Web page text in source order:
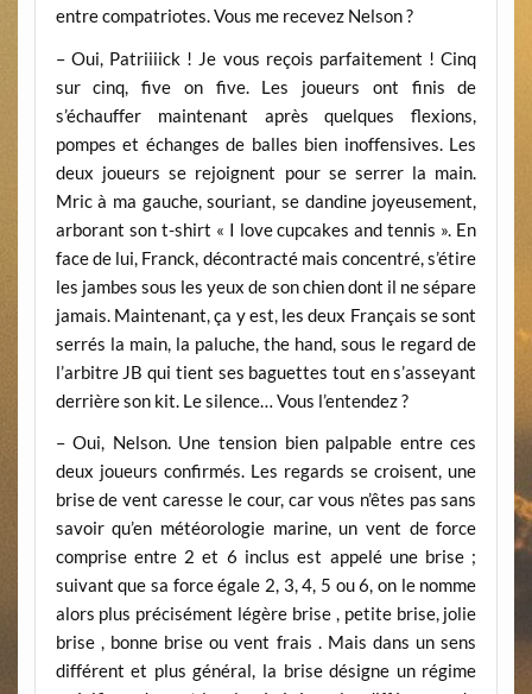
entre compatriotes. Vous me recevez Nelson ?
– Oui, Patriiiick ! Je vous reçois parfaitement ! Cinq
sur cinq, five on five. Les joueurs ont finis de
s’échauffer maintenant après quelques flexions,
pompes et échanges de balles bien inoffensives. Les
deux joueurs se rejoignent pour se serrer la main.
Mric à ma gauche, souriant, se dandine joyeusement,
arborant son t-shirt « I love cupcakes and tennis ». En
face de lui, Franck, décontracté mais concentré, s’étire
les jambes sous les yeux de son chien dont il ne sépare
jamais. Maintenant, ça y est, les deux Français se sont
serrés la main, la paluche, the hand, sous le regard de
l’arbitre JB qui tient ses baguettes tout en s’asseyant
derrière son kit. Le silence… Vous l’entendez ?
– Oui, Nelson. Une tension bien palpable entre ces
deux joueurs confirmés. Les regards se croisent, une
brise de vent caresse le cour, car vous n’êtes pas sans
savoir qu’en météorologie marine, un vent de force
comprise entre 2 et 6 inclus est appelé une brise ;
suivant que sa force égale 2, 3, 4, 5 ou 6, on le nomme
alors plus précisément légère brise , petite brise, jolie
brise , bonne brise ou vent frais . Mais dans un sens
différent et plus général, la brise désigne un régime